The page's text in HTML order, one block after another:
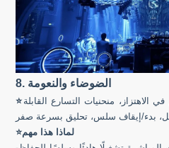
8. الضوضاء والنعومة
⭐ الاهتزاز، منحنيات التسارع القابلة
⭐لماذا هذا مهم